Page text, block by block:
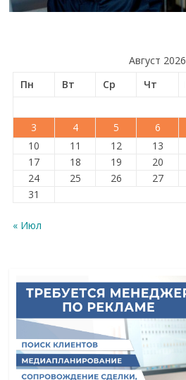
Август 2026
Пн
Вт Ср Чт
3
4 5 6
10
11 12 13
17
18 19 20
24
25 26 27
31
« Июл